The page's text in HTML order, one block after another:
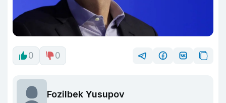
0 0
Fozilbek Yusupov